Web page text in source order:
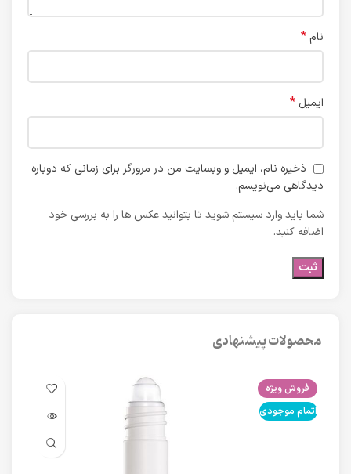
نام *
ایمیل *
ذخیره نام، ایمیل و وبسایت من در مرورگر برای زمانی که دوباره
دیدگاهی می‌نویسم.
شما باید وارد سیستم شوید تا بتوانید عکس ها را به بررسی خود
اضافه کنید.
محصولات پیشنهادی
فروش ویژه
اتمام موجودی